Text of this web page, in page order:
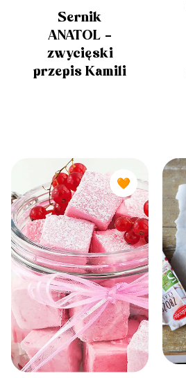
Sernik
ANATOL –
zwycięski
przepis Kamili
🧡